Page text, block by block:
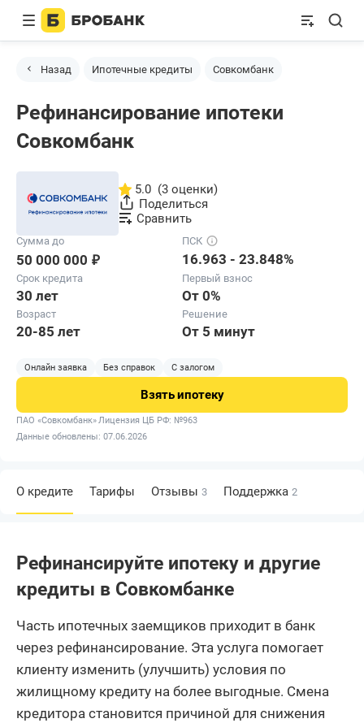
Назад Ипотечные кредиты Совкомбанк
Рефинансирование ипотеки
Совкомбанк
5.0 (3 оценки)
Поделиться
Сравнить
Сумма до
50 000 000 ₽
ПСК
16.963 - 23.848%
Срок кредита
30 лет
Первый взнос
От 0%
Возраст
20-85 лет
Решение
От 5 минут
Онлайн заявка Без справок С залогом
Взятьипотеку
ПАО «Совкомбанк»Лицензия ЦБ РФ: №963
Данные обновлены: 07.06.2026
О кредите Тарифы Отзывы 3 Поддержка 2
Рефинансируйте ипотеку и другие
кредиты в Совкомбанке
Часть ипотечных заемщиков приходит в банк
через рефинансирование. Эта услуга помогает
клиенту изменить (улучшить) условия по
жилищному кредиту на более выгодные. Смена
кредитора становится причиной для снижения